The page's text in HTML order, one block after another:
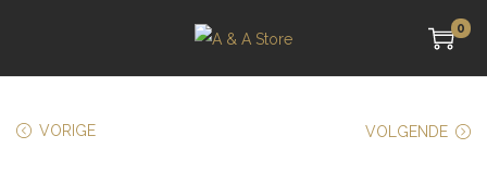
0
VORIGE VOLGENDE